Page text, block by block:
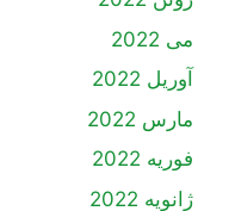
می 2022
آوریل 2022
مارس 2022
فوریه 2022
ژانویه 2022